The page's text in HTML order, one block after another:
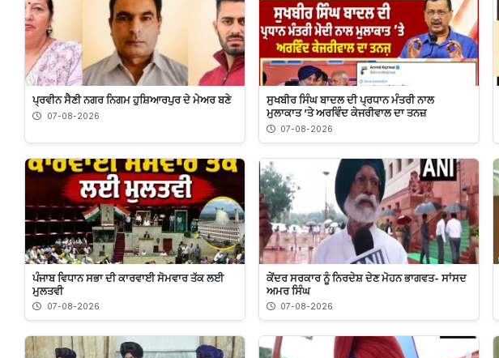
ਪ੍ਰਵੀਨ ਸੈਣੀ ਨਗਰ ਨਿਗਮ ਹੁਸ਼ਿਆਰਪੁਰ ਦੇ ਮੇਅਰ ਬਣੇ
07-08-2026
ਸੁਖਬੀਰ ਸਿੰਘ ਬਾਦਲ ਦੀ ਪ੍ਰਧਾਨ ਮੰਤਰੀ ਨਾਲ
ਮੁਲਾਕਾਤ ’ਤੇ ਅਰਵਿੰਦ ਕੇਜਰੀਵਾਲ ਦਾ ਤਨਜ਼
07-08-2026
ਪੰਜਾਬ ਵਿਧਾਨ ਸਭਾ ਦੀ ਕਾਰਵਾਈ ਸੋਮਵਾਰ ਤੱਕ ਲਈ
ਮੁਲਤਵੀ
07-08-2026
ਕੇਂਦਰ ਸਰਕਾਰ ਨੂੰ ਨਿਰਦੇਸ਼ ਦੇਣ ਮੋਹਨ ਭਾਗਵਤ- ਸਾਂਸਦ
ਅਮਰ ਸਿੰਘ
07-08-2026